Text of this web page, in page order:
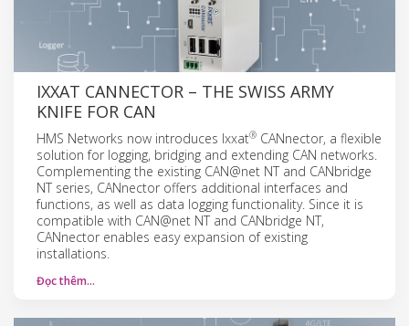
IXXAT CANNECTOR – THE SWISS ARMY
KNIFE FOR CAN
HMS Networks now introduces Ixxat® CANnector, a flexible
solution for logging, bridging and extending CAN networks.
Complementing the existing CAN@net NT and CANbridge
NT series, CANnector offers additional interfaces and
functions, as well as data logging functionality. Since it is
compatible with CAN@net NT and CANbridge NT,
CANnector enables easy expansion of existing
installations.
Đọc thêm…